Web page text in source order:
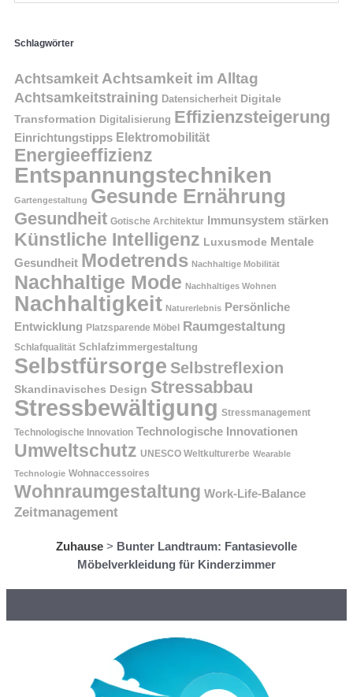
Schlagwörter
Achtsamkeit Achtsamkeit im Alltag
Achtsamkeitstraining Datensicherheit Digitale
Transformation Digitalisierung Effizienzsteigerung
Einrichtungstipps Elektromobilität
Energieeffizienz
Entspannungstechniken
Gartengestaltung Gesunde Ernährung
Gesundheit Gotische Architektur Immunsystem stärken
Künstliche Intelligenz Luxusmode Mentale
Gesundheit Modetrends Nachhaltige Mobilität
Nachhaltige Mode Nachhaltiges Wohnen
Nachhaltigkeit Naturerlebnis Persönliche
Entwicklung Platzsparende Möbel Raumgestaltung
Schlafqualität Schlafzimmergestaltung
Selbstfürsorge Selbstreflexion
Skandinavisches Design Stressabbau
Stressbewältigung Stressmanagement
Technologische Innovation Technologische Innovationen
Umweltschutz UNESCO Weltkulturerbe Wearable
Technologie Wohnaccessoires
Wohnraumgestaltung Work-Life-Balance
Zeitmanagement
Zuhause > Bunter Landtraum: Fantasievolle
Möbelverkleidung für Kinderzimmer